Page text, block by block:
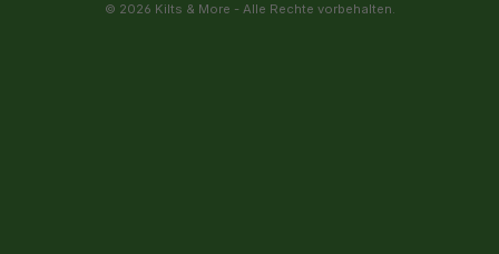
© 2026 Kilts & More - Alle Rechte vorbehalten.